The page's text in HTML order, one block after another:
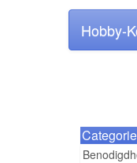
Hobby-
Categorie